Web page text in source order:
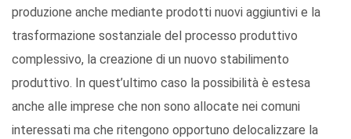
produzione anche mediante prodotti nuovi aggiuntivi e la
trasformazione sostanziale del processo produttivo
complessivo, la creazione di un nuovo stabilimento
produttivo. In quest’ultimo caso la possibilità è estesa
anche alle imprese che non sono allocate nei comuni
interessati ma che ritengono opportuno delocalizzare la